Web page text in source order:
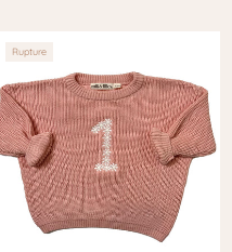
Rupture